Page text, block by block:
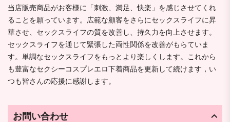
当店販売商品がお客様に「刺激、満足、快楽」を感じさせてくれ
ることを願っています。広範な顧客をさらにセックスライフに昇
華させ、セックスライフの質を改善し、持久力を向上させます。
セックスライフを通じて緊張した両性関係を改善がもらていま
す。単調なセックスライフをもっとより楽しくします。これから
も豊富なセクシーコスプレエロ下着商品を更新して続けます，い
つも皆さんの応援に感謝します。
お問い合わせ